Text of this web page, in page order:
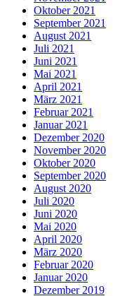
Oktober 2021
September 2021
August 2021
Juli 2021
Juni 2021
Mai 2021
April 2021
März 2021
Februar 2021
Januar 2021
Dezember 2020
November 2020
Oktober 2020
September 2020
August 2020
Juli 2020
Juni 2020
Mai 2020
April 2020
März 2020
Februar 2020
Januar 2020
Dezember 2019